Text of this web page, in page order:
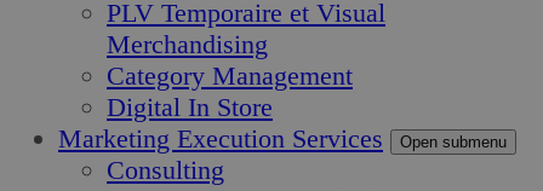
PLV Temporaire et Visual
Merchandising
Category Management
Digital In Store
Marketing Execution Services
Open submenu
Consulting